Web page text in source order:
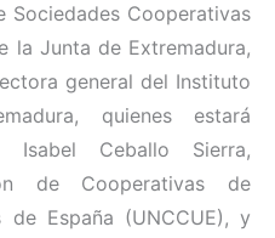
Sociedades Cooperativas
la Junta de Extremadura,
general del Instituto
quienes estará
Isabel Ceballo Sierra,
de Cooperativas de
de España (UNCCUE), y